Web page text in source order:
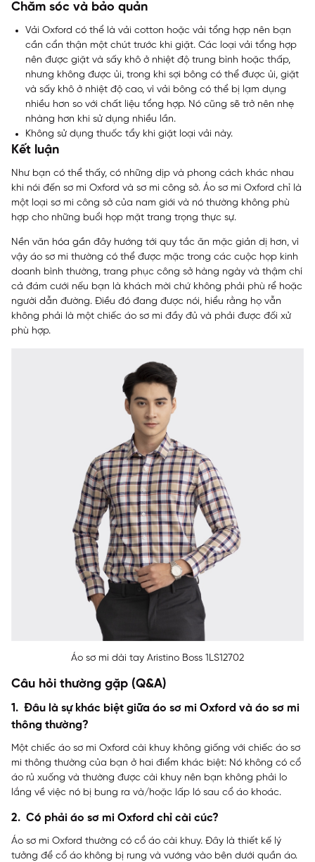
Chăm sóc và bảo quản
Vải Oxford có thể là vải cotton hoặc vải tổng hợp nên bạn
cần cẩn thận một chút trước khi giặt. Các loại vải tổng hợp
nên được giặt và sấy khô ở nhiệt độ trung bình hoặc thấp,
nhưng không được ủi, trong khi sợi bông có thể được ủi, giặt
và sấy khô ở nhiệt độ cao, vì vải bông có thể bị lạm dụng
nhiều hơn so với chất liệu tổng hợp. Nó cũng sẽ trở nên nhẹ
nhàng hơn khi sử dụng nhiều lần.
Không sử dụng thuốc tẩy khi giặt loại vải này.
Kết luận
Như bạn có thể thấy, có những dịp và phong cách khác nhau
khi nói đến sơ mi Oxford và sơ mi công sở. Áo sơ mi Oxford chỉ là
một loại sơ mi công sở của nam giới và nó thường không phù
hợp cho những buổi họp mặt trang trọng thực sự.
Nền văn hóa gần đây hướng tới quy tắc ăn mặc giản dị hơn, vì
vậy áo sơ mi thường có thể được mặc trong các cuộc họp kinh
doanh bình thường, trang phục công sở hàng ngày và thậm chí
cả đám cưới nếu bạn là khách mời chứ không phải phù rể hoặc
người dẫn đường. Điều đó đang được nói, hiểu rằng họ vẫn
không phải là một chiếc áo sơ mi đầy đủ và phải được đối xử
phù hợp.
Áo sơ mi dài tay Aristino Boss 1LS12702
Câu hỏi thường gặp (Q&A)
1. Đâu là sự khác biệt giữa áo sơ mi Oxford và áo sơ mi
thông thường?
Một chiếc áo sơ mi Oxford cài khuy không giống với chiếc áo sơ
mi thông thường của bạn ở hai điểm khác biệt: Nó không có cổ
áo rủ xuống và thường được cài khuy nên bạn không phải lo
lắng về việc nó bị bung ra và/hoặc lấp ló sau cổ áo khoác.
2. Có phải áo sơ mi Oxford chỉ cài cúc?
Áo sơ mi Oxford thường có cổ áo cài khuy. Đây là thiết kế lý
tưởng để cổ áo không bị rung và vướng vào bên dưới quần áo.